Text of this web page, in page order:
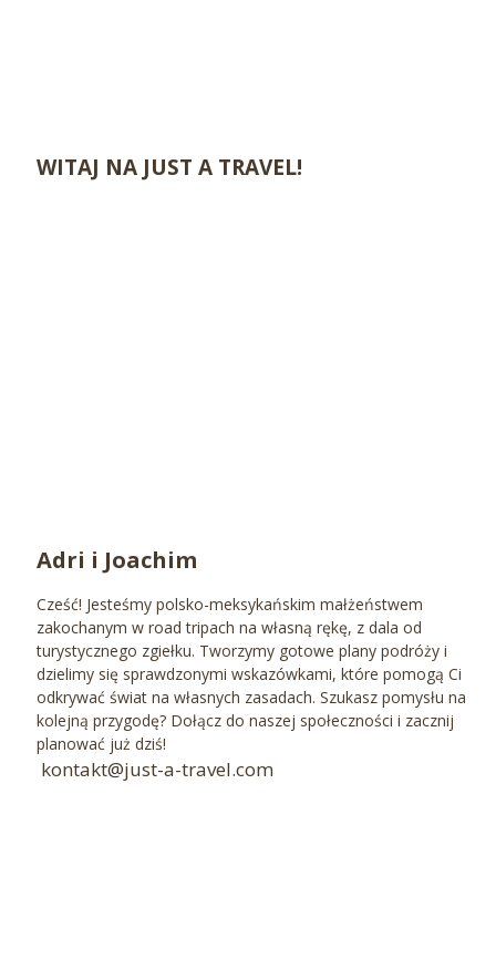
WITAJ NA JUST A TRAVEL!
Adri i Joachim
Cześć! Jesteśmy polsko-meksykańskim małżeństwem
zakochanym w road tripach na własną rękę, z dala od
turystycznego zgiełku. Tworzymy gotowe plany podróży i
dzielimy się sprawdzonymi wskazówkami, które pomogą Ci
odkrywać świat na własnych zasadach. Szukasz pomysłu na
kolejną przygodę? Dołącz do naszej społeczności i zacznij
planować już dziś!
kontakt@just-a-travel.com